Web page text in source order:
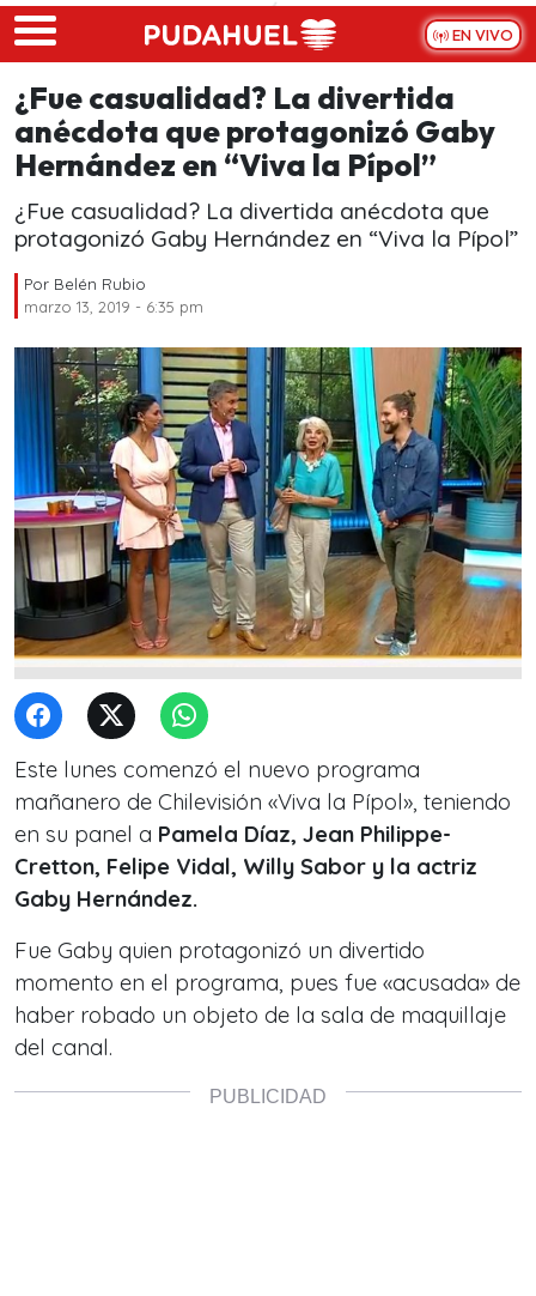
Skip to main content
EN VIVO
¿Fue casualidad? La divertida
anécdota que protagonizó Gaby
Hernández en “Viva la Pípol”
¿Fue casualidad? La divertida anécdota que
protagonizó Gaby Hernández en “Viva la Pípol”
Por Belén Rubio
marzo 13, 2019 - 6:35 pm
Este lunes comenzó el nuevo programa
mañanero de Chilevisión «Viva la Pípol», teniendo
en su panel a Pamela Díaz, Jean Philippe-
Cretton, Felipe Vidal, Willy Sabor y la actriz
Gaby Hernández.
Fue Gaby quien protagonizó un divertido
momento en el programa, pues fue «acusada» de
haber robado un objeto de la sala de maquillaje
del canal.